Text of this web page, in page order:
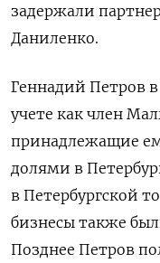
задержали
Даниленко.
Геннадий Петров в
учете как член
принадлежащие
долями в
в Петербургской
бизнесы также
Позднее Петров